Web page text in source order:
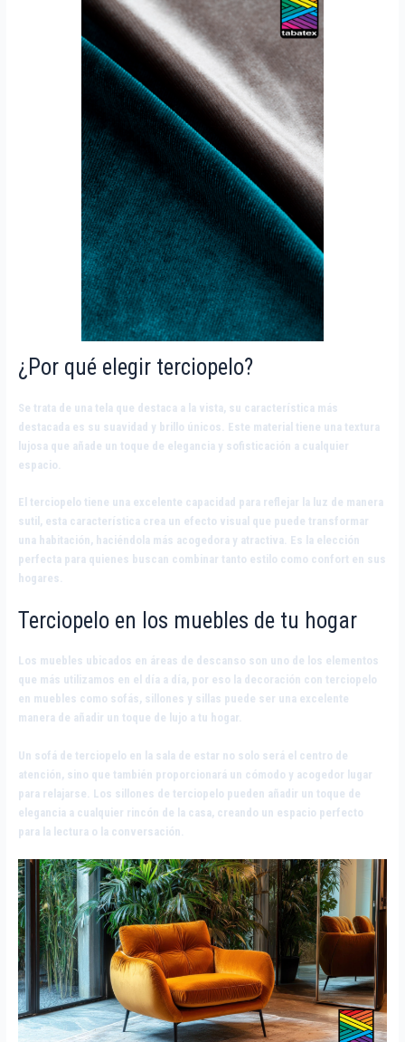
¿Por qué elegir terciopelo?
Se trata de una tela que destaca a la vista, su característica más
destacada es su suavidad y brillo únicos. Este material tiene una textura
lujosa que añade un toque de elegancia y sofisticación a cualquier
espacio.
El terciopelo tiene una excelente capacidad para reflejar la luz de manera
sutil, esta característica crea un efecto visual que puede transformar
una habitación, haciéndola más acogedora y atractiva. Es la elección
perfecta para quienes buscan combinar tanto estilo como confort en sus
hogares.
Terciopelo en los muebles de tu hogar
Los muebles ubicados en áreas de descanso son uno de los elementos
que más utilizamos en el día a día, por eso la decoración con terciopelo
en muebles como sofás, sillones y sillas puede ser una excelente
manera de añadir un toque de lujo a tu hogar.
Un sofá de terciopelo en la sala de estar no solo será el centro de
atención, sino que también proporcionará un cómodo y acogedor lugar
para relajarse. Los sillones de terciopelo pueden añadir un toque de
elegancia a cualquier rincón de la casa, creando un espacio perfecto
para la lectura o la conversación.